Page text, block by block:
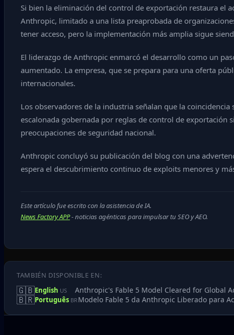
Si bien la eliminación del control de exportación restaura el
Anthropic, limitado a una lista preaprobada de
tener acceso, pero la implementación más amplia sigue
El liderazgo de Anthropic enmarcó el desarrollo como un
aumentado. La empresa, que se prepara para una oferta
internacionales.
Los observadores de la industria señalan que la
escalonada gobernada por reglas de control de exportación
preocupaciones de seguridad nacional.
Anthropic concluyó su publicación del blog con una
espera el descubrimiento continuo de exploits menores y
Este artículo fue escrito con la asistencia de IA.
News Factory APP- noticias agénticas para impulsar tu SEO y AEO.
TAMBIÉN DISPONIBLE EN:
🇬🇧English US Anthropic's Fable 5 Model Cleared for Global
🇧🇷Português BR Modelo Fable 5 da Anthropic Liberado para